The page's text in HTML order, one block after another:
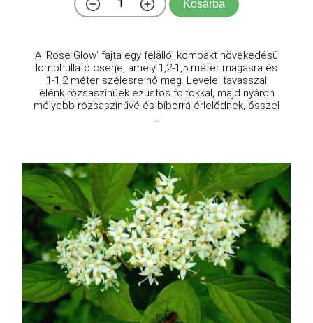
Kosárba
A 'Rose Glow' fajta egy felálló, kompakt növekedésű
lombhullató cserje, amely 1,2-1,5 méter magasra és
1-1,2 méter szélesre nő meg. Levelei tavasszal
élénk rózsaszínűek ezüstös foltokkal, majd nyáron
mélyebb rózsaszínűvé és bíborrá érlelődnek, ősszel
...